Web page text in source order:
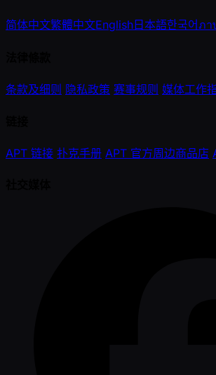
简体中文繁體中文English日本語한국어ภา
条款及细则 隐私政策 赛事规则 媒体工作
APT 链接 扑克手册 APT 官方周边商品店